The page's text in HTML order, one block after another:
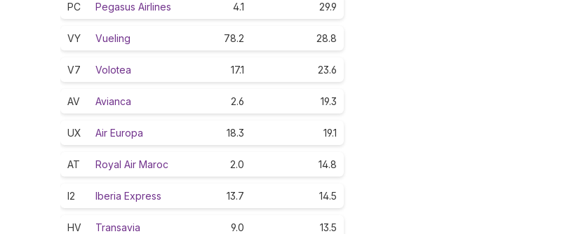
PC Pegasus Airlines 4.1 29.9
VY Vueling 78.2 28.8
V7 Volotea 17.1 23.6
AV Avianca 2.6 19.3
UX Air Europa 18.3 19.1
AT Royal Air Maroc 2.0 14.8
I2 Iberia Express 13.7 14.5
HV Transavia 9.0 13.5